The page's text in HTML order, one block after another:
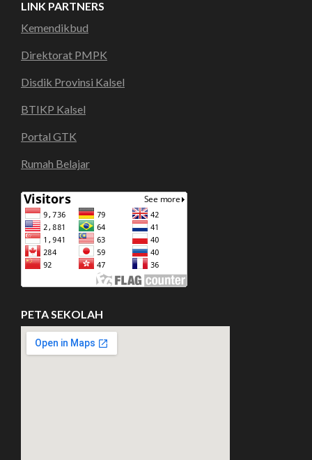
LINK PARTNERS
Kemendikbud
Direktorat PMPK
Disdik Provinsi Kalsel
BTIKP Kalsel
Portal GTK
Rumah Belajar
PETA SEKOLAH